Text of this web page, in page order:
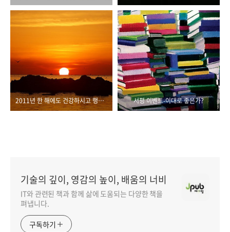
2011년 한 해에도 건강하시고 행복한 한 해 보내세요!! _ from 제이펍 서평 이벤트-이대로 좋은가?
기술의 깊이, 영감의 높이, 배움의 너비
IT와 관련된 책과 함께 삶에 도움되는 다양한 책을
펴냅니다.
구독하기